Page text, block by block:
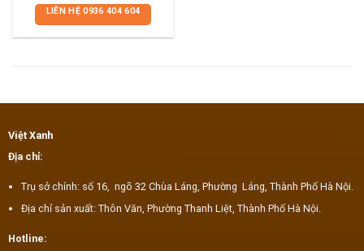
LIÊN HỆ0936 404 604
Việt Xanh
Địa chỉ:
Trụ sở chính: số 16, ngõ 32 Chùa Láng, Phường Láng, Thành Phố Hà Nội.
Địa chỉ sản xuất: Thôn Văn, Phường Thanh Liệt, Thành Phố Hà Nội.
Hotline: